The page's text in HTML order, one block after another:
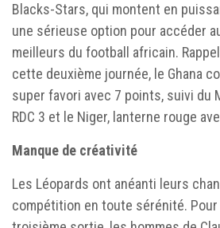
Blacks-Stars, qui montent en
une sérieuse option pour accéder
meilleurs du football africain.
cette deuxième journée, le Ghana
super favori avec 7 points, suivi du
RDC 3 et le Niger, lanterne rouge
Manque de créativité
Les Léopards ont anéanti leurs
compétition en toute sérénité.